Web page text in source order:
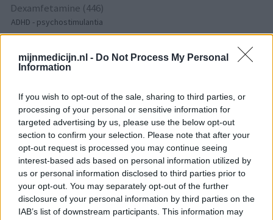
mijnmedicijn.nl - Do Not Process My Personal
Information
If you wish to opt-out of the sale, sharing to third parties, or
processing of your personal or sensitive information for
targeted advertising by us, please use the below opt-out
section to confirm your selection. Please note that after your
opt-out request is processed you may continue seeing
interest-based ads based on personal information utilized by
us or personal information disclosed to third parties prior to
your opt-out. You may separately opt-out of the further
disclosure of your personal information by third parties on the
IAB’s list of downstream participants. This information may
Dexamfetamine (446)
ADHD - psychostimulantia
Euthyrox (436)
Schildklier - hypothyroidie (traagwerkend)
De reviews op deze pagina zijn door de gebruikers
gegenereerd en vervolgens gelezen en aangepast alvorens
goedkeuring, om zo te voldoen aan onze standaarden wat betreft
een review voor een medicijn. Voor het delen van ervaringen is
geen medische kennis noodzakelijk. Op deze manier geven de
reviews alleen een beeld van de ervaring van de schrijvers en niet
die van de eigenaar van deze website. Denk er aan dat de
ervaringen kunnen verschillen van persoon tot persoon en dat u
voor medisch advies altijd contact op moet nemen met uw arts of
apotheker.